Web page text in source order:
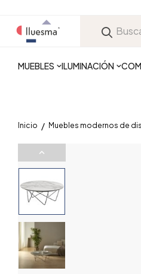
MUEBLES ILUMINACIÓN
Inicio Muebles modernos de